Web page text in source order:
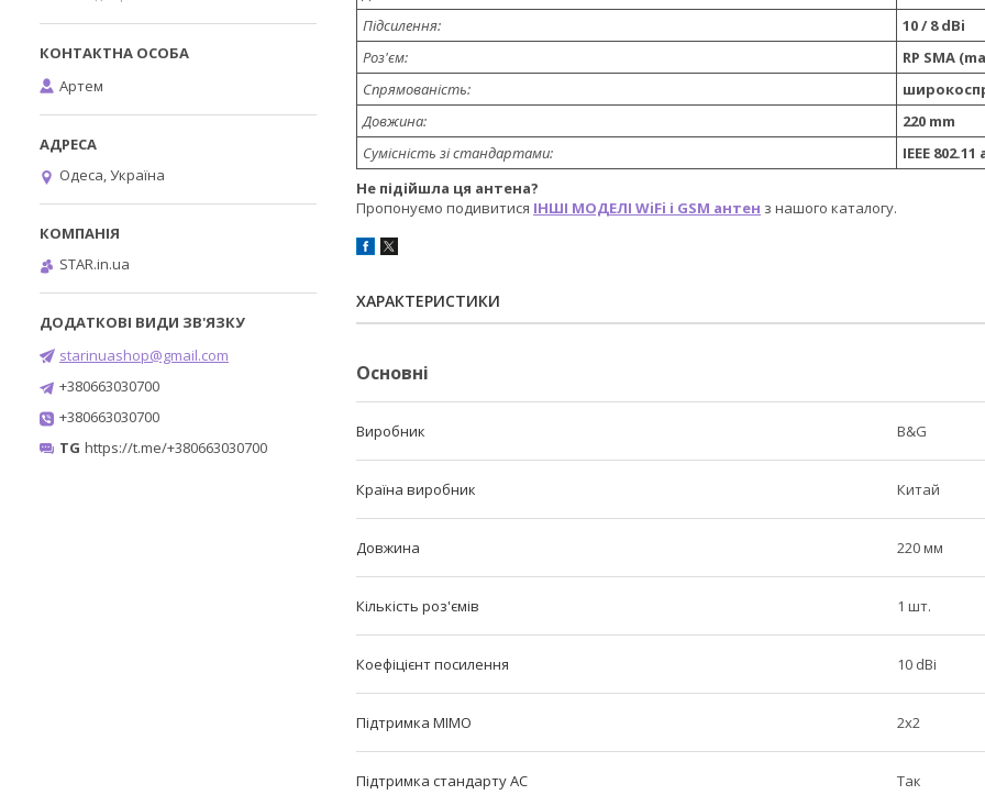
Підсилення:
10 / 8 dBi
Роз'єм:
RP SMA
Спрямованість:
Довжина:
220 mm
Сумісність зі стандартами:
IEEE
Не підійшла ця антена?
Пропонуємо подивитися ІНШІ МОДЕЛІ WiFi і GSM антен з нашого каталогу.
ХАРАКТЕРИСТИКИ
Основні
Виробник B&G
Країна виробник Китай
Довжина 220 мм
Кількість роз'ємів 1 шт.
Коефіцієнт посилення 10 dBi
Підтримка MIMO 2x2
Підтримка стандарту АС Так
Артем
Одеса, Україна
STAR.in.ua
starinuashop@gmail.com
+380663030700
+380663030700
TG https://t.me/+380663030700